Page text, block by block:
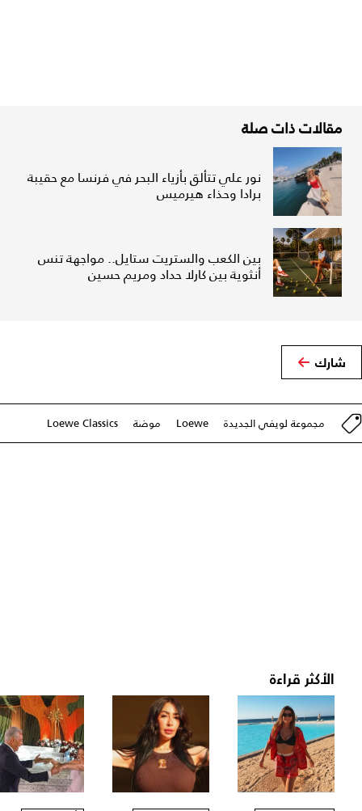
مقالات ذات صلة
نور علي تتألق بأزياء البحر في فرنسا مع حقيبة
برادا وحذاء هيرميس
بين الكعب والستريت ستايل.. مواجهة تنس
أنثوية بين كارلا حداد ومريم حسين
شارك
مجموعة لويفي الجديدة Loewe موضة Loewe Classics
الأكثر قراءة